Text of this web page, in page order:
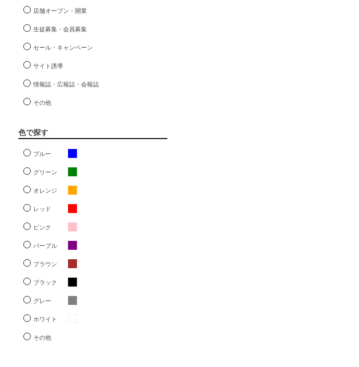
店舗オープン・開業
生徒募集・会員募集
セール・キャンペーン
サイト誘導
情報誌・広報誌・会報誌
その他
色で探す
ブルー
グリーン
オレンジ
レッド
ピンク
パープル
ブラウン
ブラック
グレー
ホワイト
その他